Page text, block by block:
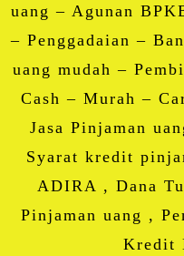
uang – Agunan
– Penggadaian –
uang mudah –
Cash – Murah –
Jasa Pinjaman
Syarat kredit
ADIRA , Dana
Pinjaman uang ,
Kredit